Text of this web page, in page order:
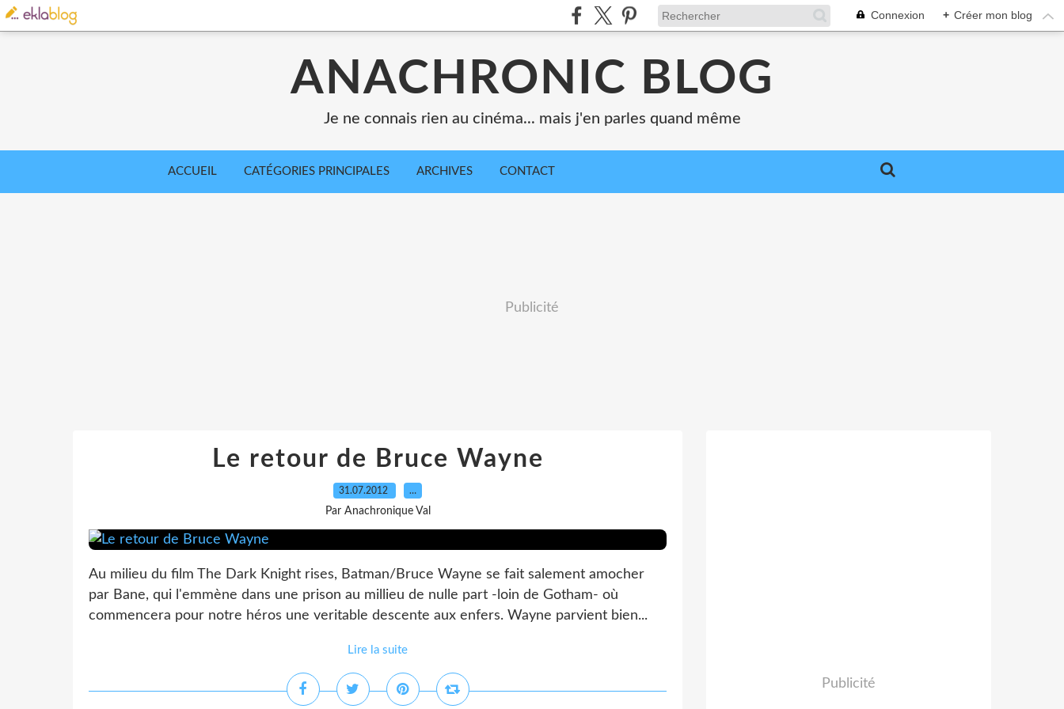
Connexion + Créer mon blog
ANACHRONIC BLOG
Je ne connais rien au cinéma... mais j'en parles quand même
ACCUEIL CATÉGORIES PRINCIPALES ARCHIVES CONTACT
Publicité
Le retour de Bruce Wayne
31.07.2012 …
Par Anachronique Val
Au milieu du film The Dark Knight rises, Batman/Bruce Wayne se fait salement amocher
par Bane, qui l'emmène dans une prison au millieu de nulle part -loin de Gotham- où
commencera pour notre héros une veritable descente aux enfers. Wayne parvient bien...
Lire la suite
Publicité